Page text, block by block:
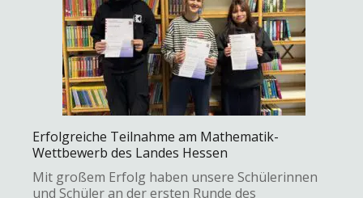
Erfolgreiche Teilnahme am Mathematik-
Wettbewerb des Landes Hessen
Mit großem Erfolg haben unsere Schülerinnen
und Schüler an der ersten Runde des